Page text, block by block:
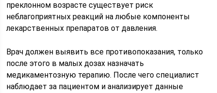
преклонном возрасте существует риск
неблагоприятных реакций на любые компоненты
лекарственных препаратов от давления.
Врач должен выявить все противопоказания, только
после этого в малых дозах назначать
медикаментозную терапию. После чего специалист
наблюдает за пациентом и анализирует данные